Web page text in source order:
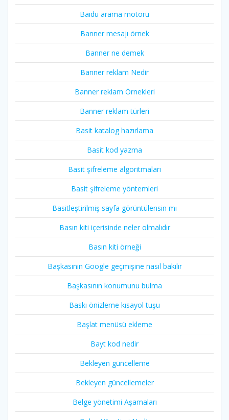
Baidu arama motoru
Banner mesajı örnek
Banner ne demek
Banner reklam Nedir
Banner reklam Örnekleri
Banner reklam türleri
Basit katalog hazırlama
Basit kod yazma
Basit şifreleme algoritmaları
Basit şifreleme yöntemleri
Basitleştirilmiş sayfa görüntülensin mı
Basın kiti içerisinde neler olmalıdır
Basın kiti örneği
Başkasının Google geçmişine nasıl bakılır
Başkasının konumunu bulma
Baskı önizleme kısayol tuşu
Başlat menüsü ekleme
Bayt kod nedir
Bekleyen güncelleme
Bekleyen güncellemeler
Belge yönetimi Aşamaları